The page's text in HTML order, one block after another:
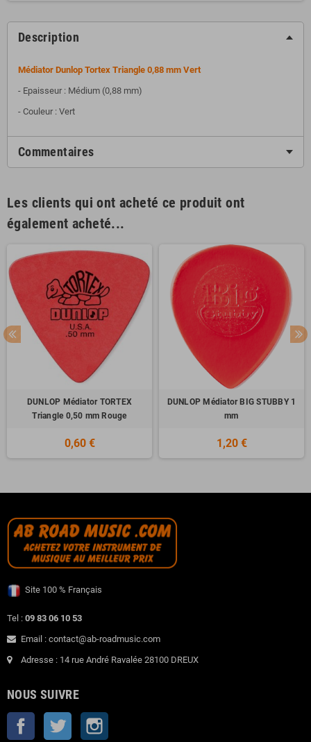
Description
Médiator Dunlop Tortex Triangle 0,88 mm Vert
- Epaisseur : Médium (0,88 mm)
- Couleur : Vert
Commentaires
Les clients qui ont acheté ce produit ont
également acheté...
DUNLOP Médiator TORTEX
Triangle 0,50 mm Rouge
0,60 €
DUNLOP Médiator BIG STUBBY 1
mm
1,20 €
Site 100 % Français
Tel : 09 83 06 10 53
Email : contact@ab-roadmusic.com
Adresse : 14 rue André Ravalée 28100 DREUX
NOUS SUIVRE
Facebook Twitter